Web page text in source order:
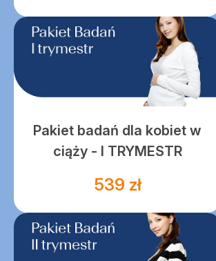
Pakiet badań dla kobiet w
ciąży - I TRYMESTR
539 zł